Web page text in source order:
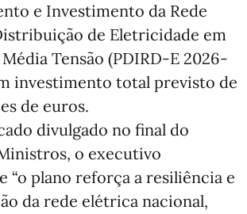
e Investimento da Rede
de Eletricidade em
Tensão (PDIRD-E 2026-
investimento total previsto de
de euros.
divulgado no final do
o executivo
“o plano reforça a resiliência e
da rede elétrica nacional,